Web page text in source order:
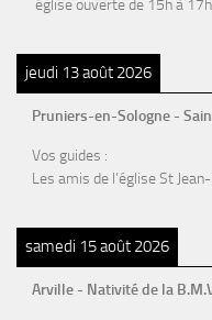
église ouverte de 15h à
jeudi 13 août 2026
Pruniers-en-Sologne -
Vos guides :
Les amis de l’église St
samedi 15 août 2026
Arville - Nativité de la